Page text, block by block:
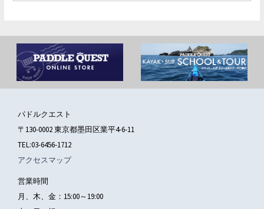
パドルクエスト
〒130-0002 東京都墨田区業平4-6-11
TEL:03-6456-1712
アクセスマップ
営業時間
月、木、金：15:00～19:00